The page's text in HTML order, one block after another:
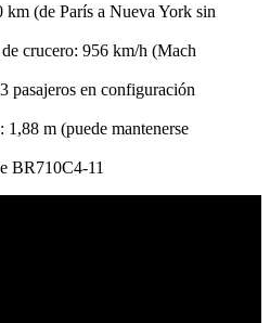
km (de París a Nueva York sin
crucero: 956 km/h (Mach
pasajeros en configuración
1,88 m (puede mantenerse
BR710C4-11